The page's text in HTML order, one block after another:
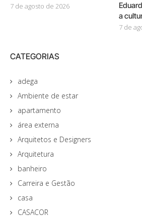
7 de agosto de 2026
a
7 de
CATEGORIAS
adega
Ambiente de estar
apartamento
área externa
Arquitetos e Designers
Arquitetura
banheiro
Carreira e Gestão
casa
CASACOR